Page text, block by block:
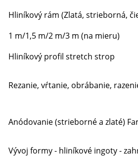
Hliníkový rám (Zlatá, strieborná,
1 m/1,5 m/2 m/3 m (na mieru)
Hliníkový profil stretch strop
Rezanie, vŕtanie, obrábanie,
Anódovanie (strieborné a zlaté)
Vývoj formy - hliníkové ingoty -